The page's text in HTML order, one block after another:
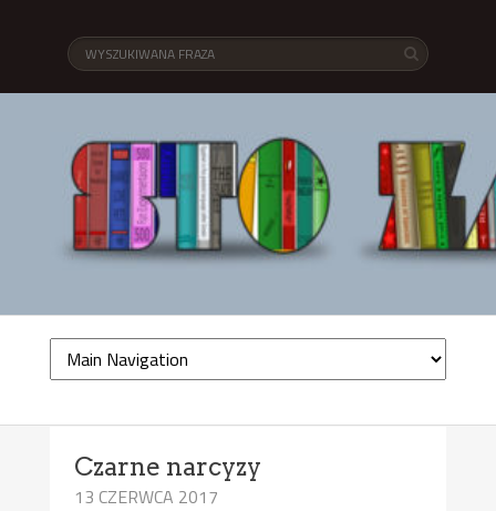
Czarne narcyzy
13 CZERWCA 2017